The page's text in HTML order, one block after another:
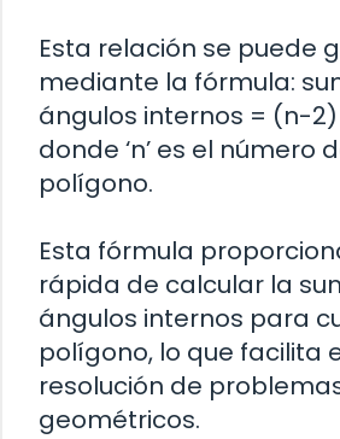
Esta relación se puede
mediante la fórmula:
ángulos internos = (n-2)
donde ‘n’ es el número
polígono.
Esta fórmula
rápida de calcular la
ángulos internos para
polígono, lo que facilita
resolución de
geométricos.